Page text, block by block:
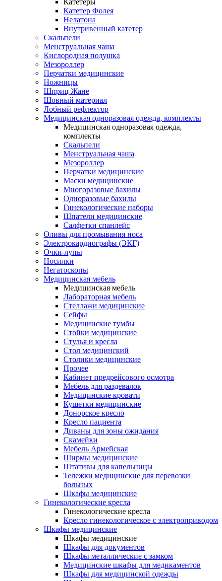
Катетеры
Катетер Фолея
Нелатона
Внутривенный катетер
Скальпели
Менструальная чаша
Кислородная подушка
Мезороллер
Перчатки медицинские
Ножницы
Шприц Жане
Шовный материал
Лобный рефлектор
Медицинская одноразовая одежда, комплекты
Медицинская одноразовая одежда,
комплекты
Скальпели
Менструальная чаша
Мезороллер
Перчатки медицинские
Маски медицинские
Многоразовые бахилы
Одноразовые бахилы
Гинекологические наборы
Шпатели медицинские
Салфетки спанлейс
Оливы для промывания носа
Электрокардиографы (ЭКГ)
Очки-лупы
Носилки
Негатоскопы
Медицинская мебель
Медицинская мебель
Лабораторная мебель
Стеллажи медицинские
Сейфы
Медицинские тумбы
Стойки медицинские
Cтулья и кресла
Стол медицинский
Столики медицинские
Прочее
Кабинет предрейсового осмотра
Мебель для раздевалок
Медицинские кровати
Кушетки медицинские
Донорское кресло
Кресло пациента
Диваны для зоны ожидания
Скамейки
Мебель Армейская
Ширмы медицинские
Штативы для капельницы
Тележки медицинские для перевозки
больных
Шкафы медицинские
Гинекологические кресла
Гинекологические кресла
Кресло гинекологическое с электроприводом
Шкафы медицинские
Шкафы медицинские
Шкафы для документов
Шкафы металлические с замком
Медицинские шкафы для медикаментов
Шкафы для медицинской одежды